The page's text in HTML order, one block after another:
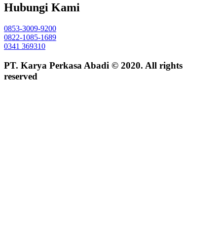
Hubungi Kami
0853-3009-9200
0822-1085-1689
0341 369310
PT. Karya Perkasa Abadi © 2020. All rights
reserved